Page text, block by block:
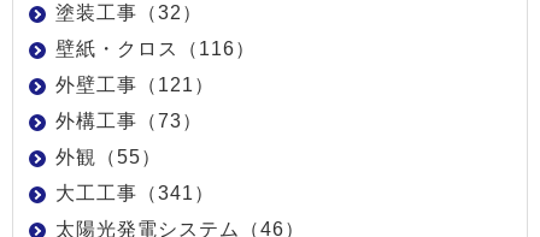
塗装工事（32）
壁紙・クロス（116）
外壁工事（121）
外構工事（73）
外観（55）
大工工事（341）
太陽光発電システム（46）